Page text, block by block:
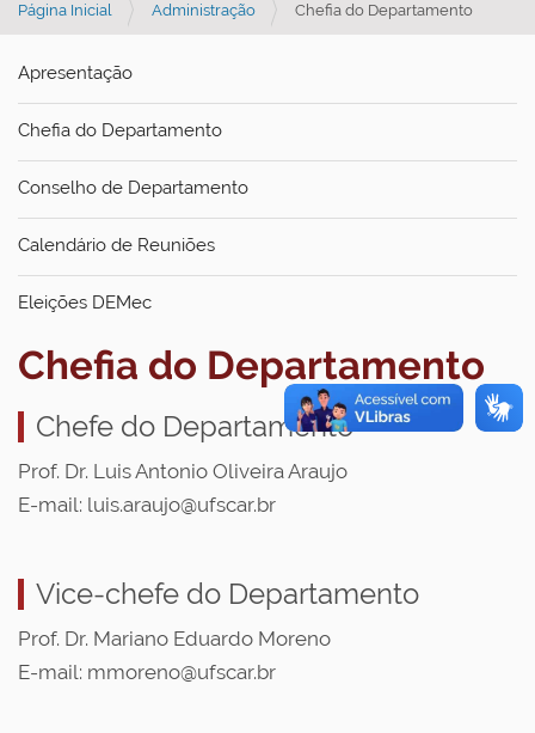
Página Inicial Administração Chefia do Departamento
Apresentação
Chefia do Departamento
Conselho de Departamento
Calendário de Reuniões
Eleições DEMec
Chefia do Departamento
Chefe do Departamento
Prof. Dr. Luis Antonio Oliveira Araujo
E-mail: luis.araujo@ufscar.br
Vice-chefe do Departamento
Prof. Dr. Mariano Eduardo Moreno
E-mail: mmoreno@ufscar.br